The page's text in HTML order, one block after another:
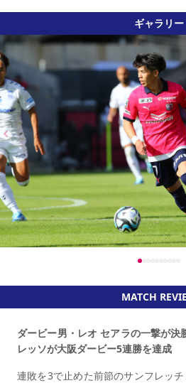
ギャラリー
MATCH
ダービー男・レオ セアラの一撃が決
レッソが大阪ダービー5連勝を達成
連敗を3で止めた前節のサンフレッ